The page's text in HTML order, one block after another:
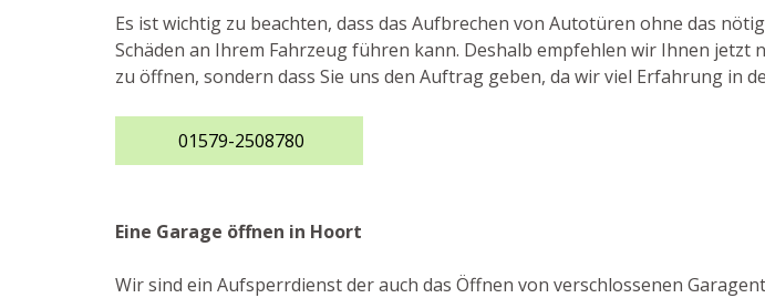
Es ist wichtig zu beachten, dass das Aufbrechen von Autotüren ohne das
Schäden an Ihrem Fahrzeug führen kann. Deshalb empfehlen wir Ihnen
zu öffnen, sondern dass Sie uns den Auftrag geben, da wir viel Erfahrung in
01579-2508780
Eine Garage öffnen in Hoort
Wir sind ein Aufsperrdienst der auch das Öffnen von verschlossenen